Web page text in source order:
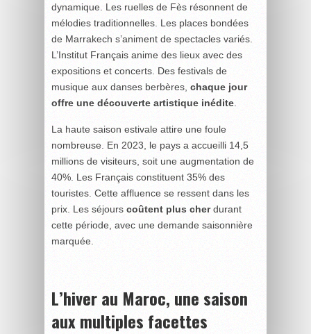
dynamique. Les ruelles de Fès résonnent de
mélodies traditionnelles. Les places bondées
de Marrakech s’animent de spectacles variés.
L’Institut Français anime des lieux avec des
expositions et concerts. Des festivals de
musique aux danses berbères, chaque jour
offre une découverte artistique inédite
La haute saison estivale attire une foule
nombreuse. En 2023, le pays a accueilli 14,5
millions de visiteurs, soit une augmentation de
40%. Les Français constituent 35% des
touristes. Cette affluence se ressent dans les
prix. Les séjours coûtent plus cherdurant
cette période, avec une demande saisonnière
marquée.
L’hiver au Maroc, une saison
aux multiples facettes